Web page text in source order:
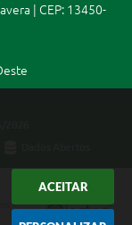
ACEITAR
| CEP: 13450-
-